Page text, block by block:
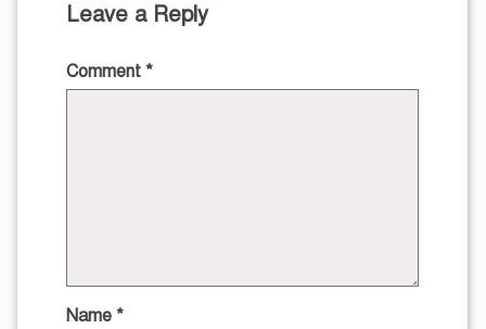
Leave a Reply
Comment *
Name *